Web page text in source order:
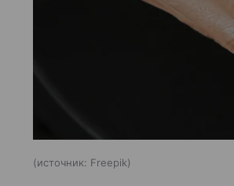
источник: Freepik